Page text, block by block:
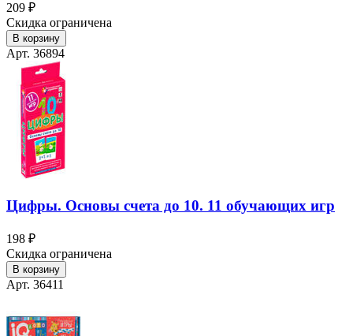
209 ₽
Скидка ограничена
В корзину
Арт. 36894
Цифры. Основы счета до 10. 11 обучающих игр
198 ₽
Скидка ограничена
В корзину
Арт. 36411